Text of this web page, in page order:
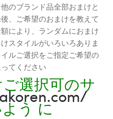
のブランド品全部おまけと
、ご希望のおまけを教えて
により、ランダムにおまけ
スタイルがいろいろありま
ルご選択をご指定ご希望の
てください
選択可のサ
う に